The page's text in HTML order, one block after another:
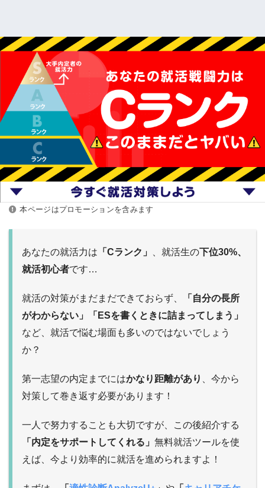
本ページはプロモーションを含みます
あなたの就活力は 「Cランク」 、就活生の下位30%、
就活初心者です…
就活の対策がまだまだできておらず、
「自分の長所
がわからない」「ESを書くときに詰まってしまう」
など、就活で悩む場面も多いのではないでしょう
か？
第一志望の内定までにはかなり距離があり
、今から
対策して巻き返す必要があります！
一人で努力することも大切ですが、この後紹介する
「内定をサポートしてくれる」 無料就活ツールを使
えば、今より効率的に就活を進められますよ！